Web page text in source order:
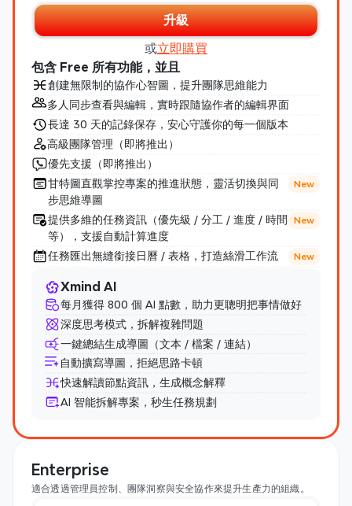
升級
或立即購買
包含 Free 所有功能，並且
創建無限制的協作心智圖，提升團隊思維能力
多人同步查看與編輯，實時跟隨協作者的編輯界面
長達 30 天的記錄保存，安心守護你的每一個版本
高級團隊管理（即將推出）
優先支援（即將推出）
甘特圖直觀掌控專案的推進狀態，靈活切換與同
步思維導圖
New
提供多維的任務資訊（優先級 / 分工 / 進度 / 時間
等），支援自動計算進度
New
任務匯出無縫銜接日曆 / 表格，打造絲滑工作流 New
Xmind AI
每月獲得 800 個 AI 點數，助力更聰明把事情做好
深度思考模式，拆解複雜問題
一鍵總結生成導圖（文本 / 檔案 / 連結）
自動擴寫導圖，拒絕思路卡頓
快速解讀節點資訊，生成概念解釋
AI 智能拆解專案，秒生任務規劃
Enterprise
適合透過管理員控制、團隊洞察與安全協作來提升生產力的組織。